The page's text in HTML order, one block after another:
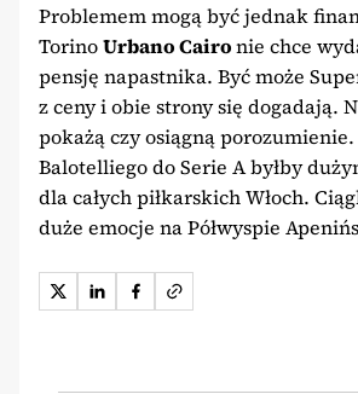
Problemem mogą być jednak
TorinoUrbano Caironie chce
pensję napastnika. Być może
z ceny i obie strony się dogadają.
pokażą czy osiągną
Balotelliego do Serie A byłby
dla całych piłkarskich Włoch.
duże emocje na Półwyspie